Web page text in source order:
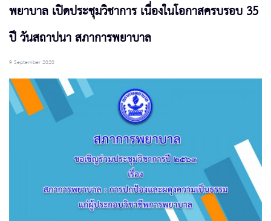
พยาบาล เปิดประชุมวิชาการ เนื่องในโอกาสครบรอบ 35
ปี วันสถาปนา สภาการพยาบาล
9 September 2020